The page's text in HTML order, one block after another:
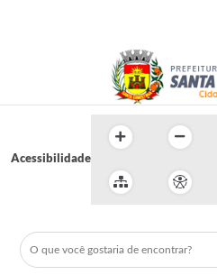
Acessibilidade